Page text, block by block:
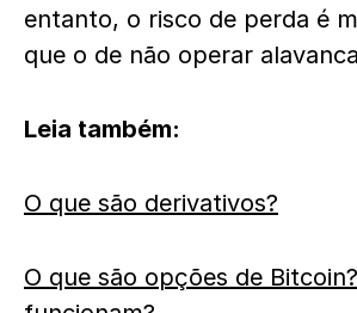
entanto, o risco de perda é
que o de não operar
Leia também:
O que são derivativos?
O que são opções de